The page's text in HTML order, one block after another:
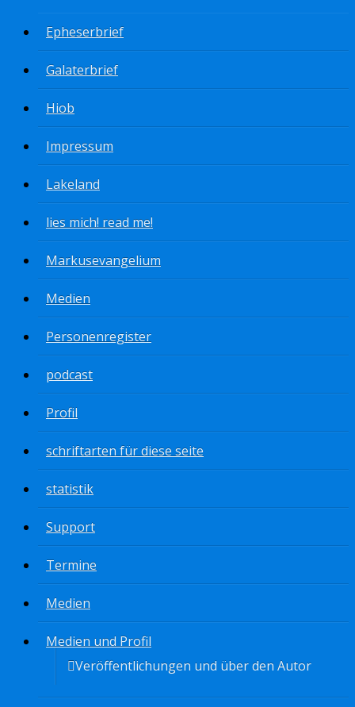
Epheserbrief
Galaterbrief
Hiob
Impressum
Lakeland
lies mich! read me!
Markusevangelium
Medien
Personenregister
podcast
Profil
schriftarten für diese seite
statistik
Support
Termine
Medien
Medien und Profil
Veröffentlichungen und über den Autor